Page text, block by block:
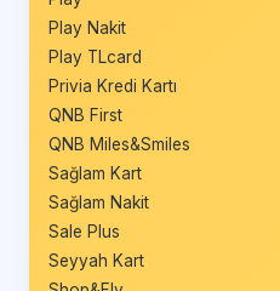
Play Nakit
Play TLcard
Privia Kredi Kartı
QNB First
QNB Miles&Smiles
Sağlam Kart
Sağlam Nakit
Sale Plus
Seyyah Kart